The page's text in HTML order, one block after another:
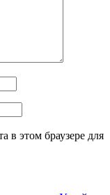
в этом браузере для